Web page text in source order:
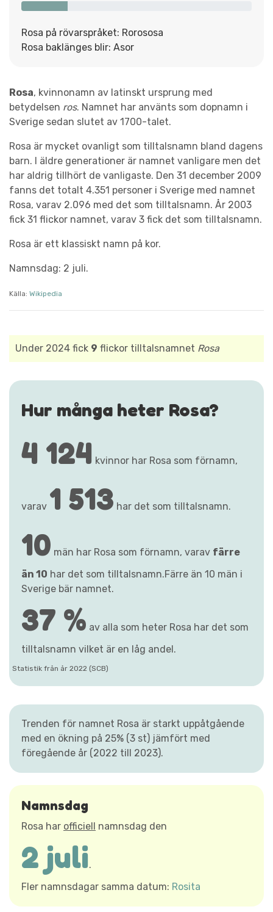
Rosa på rövarspråket: Rorososa
Rosa baklänges blir: Asor
Rosa, kvinnonamn av latinskt ursprung med
betydelsen ros. Namnet har använts som dopnamn i
Sverige sedan slutet av 1700-talet.
Rosa är mycket ovanligt som tilltalsnamn bland dagens
barn. I äldre generationer är namnet vanligare men det
har aldrig tillhört de vanligaste. Den 31 december 2009
fanns det totalt 4.351 personer i Sverige med namnet
Rosa, varav 2.096 med det som tilltalsnamn. År 2003
fick 31 flickor namnet, varav 3 fick det som tilltalsnamn.
Rosa är ett klassiskt namn på kor.
Namnsdag: 2 juli.
Källa: Wikipedia
Under 2024 fick 9 flickor tilltalsnamnet Rosa
Hur många heter Rosa?
4 124 kvinnor har Rosa som förnamn,
varav 1 513 har det som tilltalsnamn.
10 män har Rosa som förnamn, varav färre
än 10 har det som tilltalsnamn.Färre än 10 män i
Sverige bär namnet.
37 % av alla som heter Rosa har det som
tilltalsnamn vilket är en låg andel.
Statistik från år 2022 (SCB)
Trenden för namnet Rosa är starkt uppåtgående
med en ökning på 25% (3 st) jämfört med
föregående år (2022 till 2023).
Namnsdag
Rosa har officiell namnsdag den
2 juli.
Fler namnsdagar samma datum: Rosita